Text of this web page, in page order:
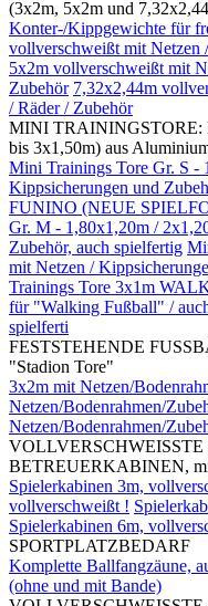
(3x2m, 5x2m und
Konter-/Kippgewichte für
vollverschweißt mit Netzen
5x2m vollverschweißt mit
Zubehör 7,32x2,44m
/ Räder / Zubehör
MINI TRAININGSTORE:
bis 3x1,50m) aus
Mini Trainings Tore Gr. S -
Kippsicherungen und
FUNINO (NEUE
Gr. M - 1,80x1,20m /
Zubehör, auch spielfertig
mit Netzen /
Trainings Tore 3x1m
für "Walking Fußball" /
spielferti
FESTSTEHENDE
"Stadion Tore"
3x2m mit Netzen/
Netzen/Bodenrahmen/
Netzen/Bodenrahmen/
BETREUERKABINEN,
Spielerkabinen 3m,
vollverschweißt !
Spielerkabinen 6m,
SPORTPLATZBEDARF
Komplette Ballfangzäune,
(ohne und mit Bande)